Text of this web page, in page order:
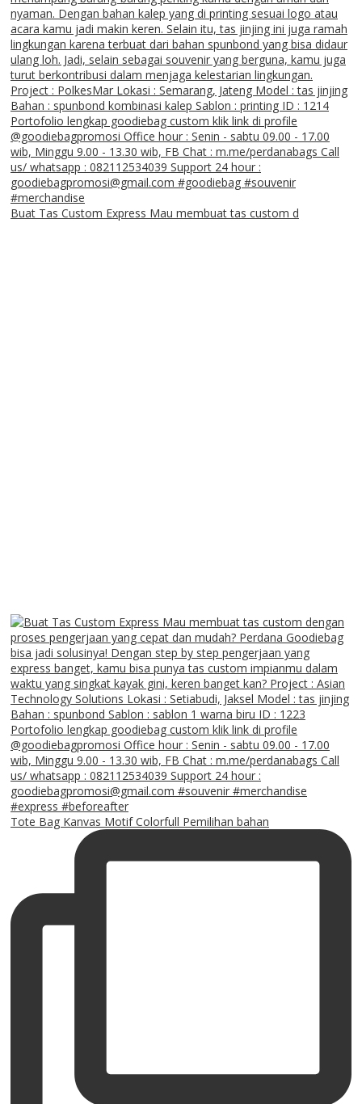
Buat Tas Custom Express Mau membuat tas custom d
Tote Bag Kanvas Motif Colorfull Pemilihan bahan